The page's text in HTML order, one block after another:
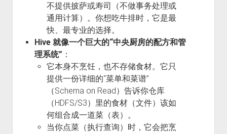
不提供披萨或寿司（不做事务处理或
通用计算）。你想吃牛排时，它是最
快、最专业的选择。
Hive 就像一个巨大的“中央厨房的配方和管
理系统” ：
它本身不烹饪，也不存储食材。它只
提供一份详细的“菜单和菜谱”
（Schema on Read）告诉你仓库
（HDFS/S3）里的食材（文件）该如
何组合成一道菜（表）。
当你点菜（执行查询）时，它会把烹